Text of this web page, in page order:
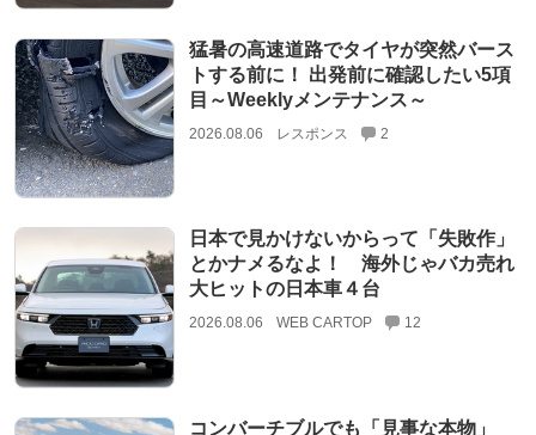
猛暑の高速道路でタイヤが突然バース
トする前に！ 出発前に確認したい5項
目～Weeklyメンテナンス～
2026.08.06 レスポンス 2
日本で見かけないからって「失敗作」
とかナメるなよ！ 海外じゃバカ売れ
大ヒットの日本車４台
2026.08.06 WEB CARTOP 12
コンバーチブルでも「見事な本物」